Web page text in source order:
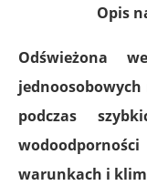
Opis
Odświeżona
podczas
warunkach i